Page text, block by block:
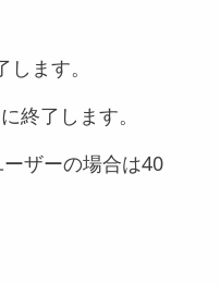
ます。
終了します。
ザーの場合は40